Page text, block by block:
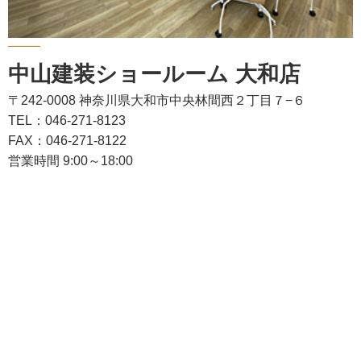
中山建装ショールーム 大和店
〒242-0008 神奈川県大和市中央林間西２丁目７−６
TEL：046-271-8123
FAX：046-271-8122
営業時間 9:00～18:00